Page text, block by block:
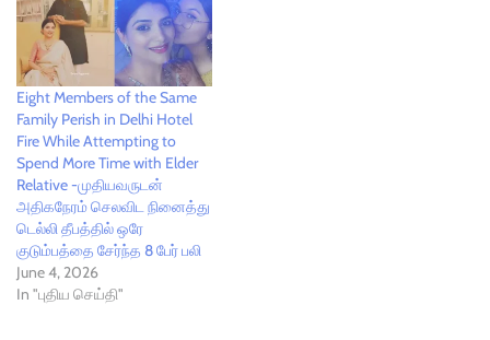
Eight Members of the Same
Family Perish in Delhi Hotel
Fire While Attempting to
Spend More Time with Elder
Relative -முதியவருடன்
அதிகநேரம் செலவிட நினைத்து
டெல்லி தீபத்தில் ஒரே
குடும்பத்தை சேர்ந்த 8 பேர் பலி
June 4, 2026
In "புதிய செய்தி"